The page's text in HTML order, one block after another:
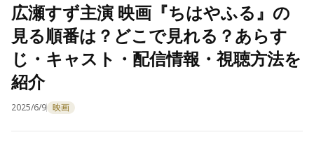
広瀬すず主演 映画『ちはやふる』の
見る順番は？どこで見れる？あらす
じ・キャスト・配信情報・視聴方法を
紹介
2025/6/9 映画